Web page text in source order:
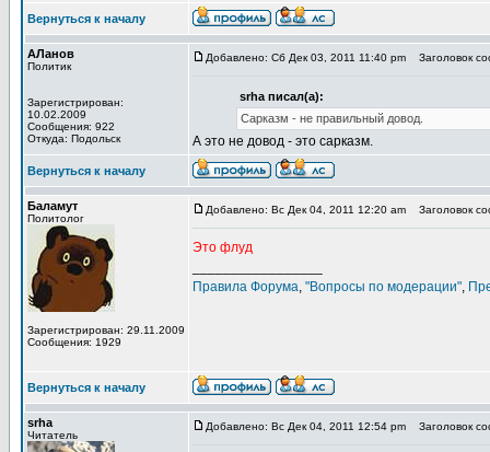
Вернуться к началу
АЛанов
Политик
Зарегистрирован:
10.02.2009
Сообщения: 922
Откуда: Подольск
Добавлено: Сб Дек 03, 2011 11:40 pm Заголовок
srha писал(а):
Сарказм - не правильный довод.
А это не довод - это сарказм.
Вернуться к началу
Баламут
Политолог
Зарегистрирован: 29.11.2009
Сообщения: 1929
Добавлено: Вс Дек 04, 2011 12:20 am Заголовок
Это флуд
Правила Форума, "Вопросы по модерации",
Вернуться к началу
srha
Читатель
Добавлено: Вс Дек 04, 2011 12:54 pm Заголовок